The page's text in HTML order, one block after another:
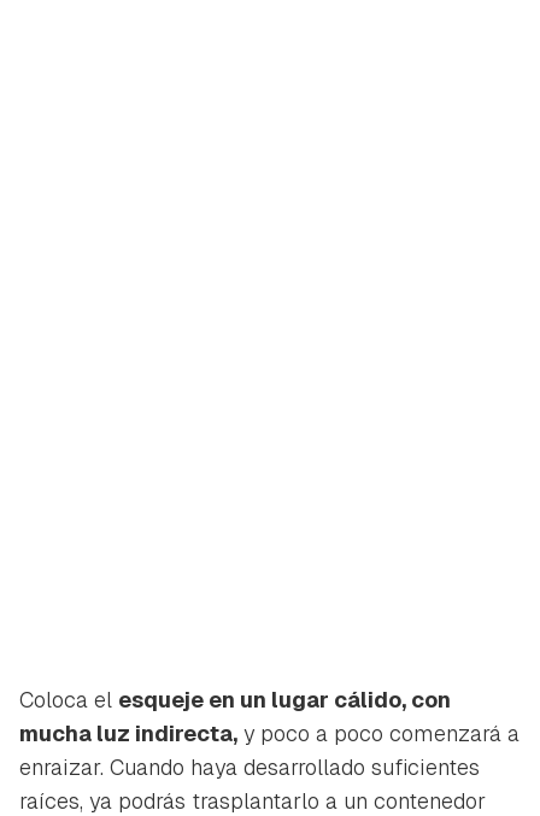
Coloca el esqueje en un lugar cálido, con
mucha luz indirecta, y poco a poco comenzará a
enraizar. Cuando haya desarrollado suficientes
raíces, ya podrás trasplantarlo a un contenedor